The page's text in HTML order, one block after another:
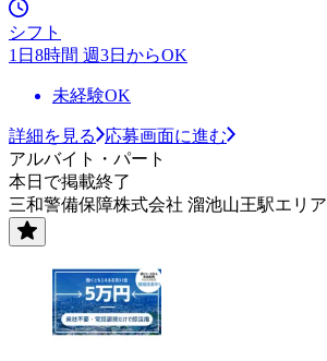
シフト
1日8時間 週3日からOK
未経験OK
詳細を見る
応募画面に進む
アルバイト・パート
本日で掲載終了
三和警備保障株式会社 溜池山王駅エリア